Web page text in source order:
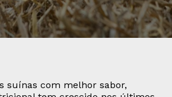
suínas com melhor sabor,